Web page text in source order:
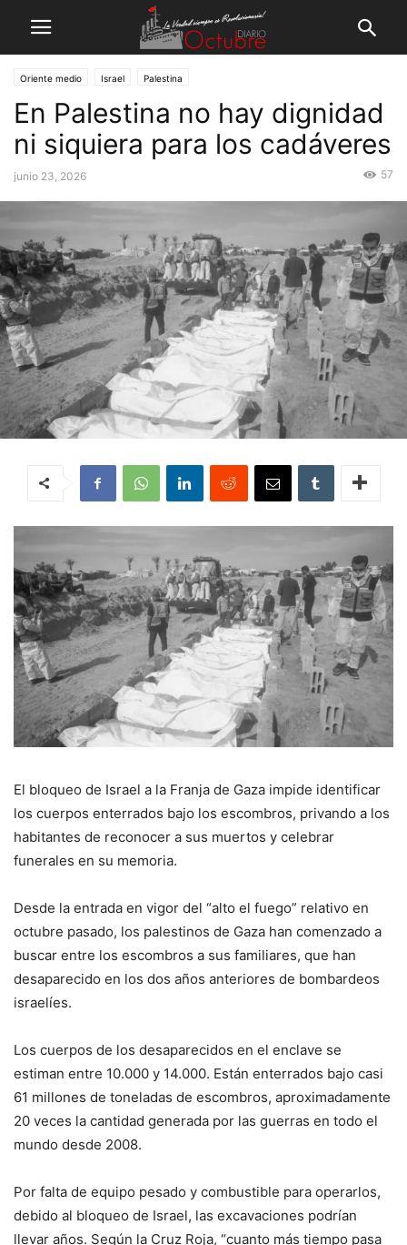
Oriente medio Israel Palestina
En Palestina no hay dignidad
ni siquiera para los cadáveres
junio 23, 2026 57
El bloqueo de Israel a la Franja de Gaza impide identificar
los cuerpos enterrados bajo los escombros, privando a los
habitantes de reconocer a sus muertos y celebrar
funerales en su memoria.
Desde la entrada en vigor del “alto el fuego” relativo en
octubre pasado, los palestinos de Gaza han comenzado a
buscar entre los escombros a sus familiares, que han
desaparecido en los dos años anteriores de bombardeos
israelíes.
Los cuerpos de los desaparecidos en el enclave se
estiman entre 10.000 y 14.000. Están enterrados bajo casi
61 millones de toneladas de escombros, aproximadamente
20 veces la cantidad generada por las guerras en todo el
mundo desde 2008.
Por falta de equipo pesado y combustible para operarlos,
debido al bloqueo de Israel, las excavaciones podrían
llevar años. Según la Cruz Roja, “cuanto más tiempo pasa